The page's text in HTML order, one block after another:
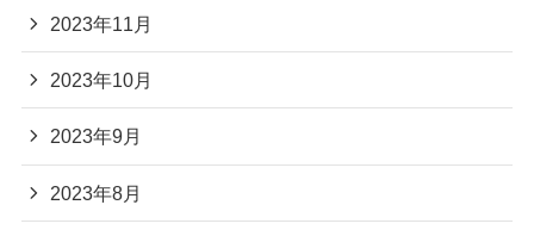
2023年11月
2023年10月
2023年9月
2023年8月